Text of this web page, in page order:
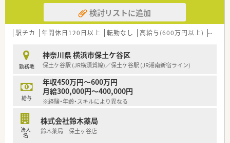
【想定される業務内容】
■精神科や内科の処方箋に基づいた調剤業務や、患者様への丁寧
な服薬指導をメインに担当します。
一翼を担う大きなやりがいがあります。
■iPadを用いた電子薬歴などのシステムを活用した監査業務を
行い、安全かつ効率的な調剤を実現します。
検討リストに追加
駅チカ 年間休日120日以上 転勤なし 高給与(600万円以上) 教育
勤務地
神奈川県 横浜市保土ケ谷区
保土ケ谷駅 (JR横須賀線)／保土ケ谷駅 (JR湘南新宿ライン)
給与
年収450万円～600万円
月給300,000円～400,000円
※経験・年齢・スキルにより異なる
法人
名
株式会社鈴木薬局
鈴木薬局 保土ヶ谷店